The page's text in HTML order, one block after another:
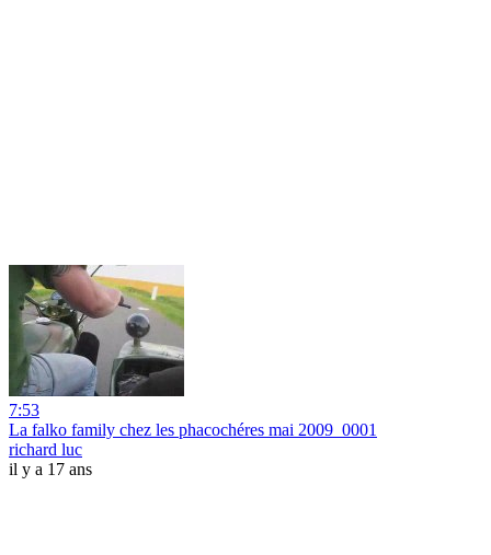
7:53
La falko family chez les phacochéres mai 2009_0001
richard luc
il y a 17 ans